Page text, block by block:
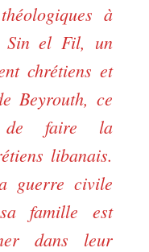
à
Sin el Fil, un
chrétiens et
Beyrouth, ce
faire la
libanais.
guerre civile
famille est
dans leur